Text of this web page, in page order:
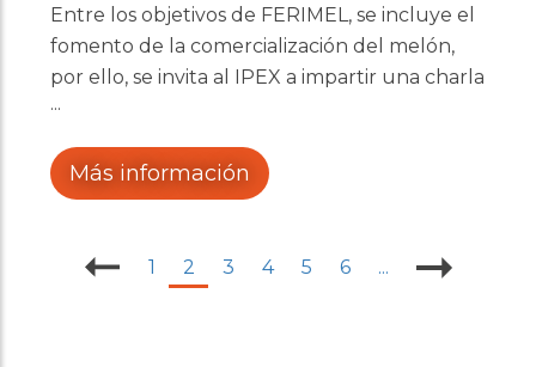
Entre los objetivos de FERIMEL, se incluye el
fomento de la comercialización del melón,
por ello, se invita al IPEX a impartir una charla
sobre la importancia de exportar en Castilla
Julio 2016 a las 21 horas en el Casino de
Membrilla.
Más información
1 2 3 4 5 6 ...